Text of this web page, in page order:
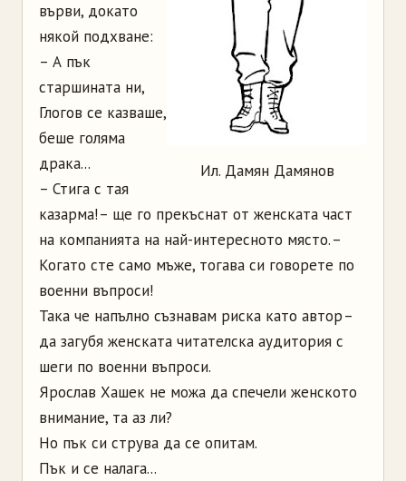
Ил. Дамян Дамянов
върви, докато
някой подхване:
– А пък
старшината ни,
Глогов се казваше,
беше голяма
драка...
– Стига с тая
казарма! – ще го прекъснат от женската част
на компанията на най-интересното място. –
Когато сте само мъже, тогава си говорете по
военни въпроси!
Така че напълно съзнавам риска като автор –
да загубя женската читателска аудитория с
шеги по военни въпроси.
Ярослав Хашек не можа да спечели женското
внимание, та аз ли?
Но пък си струва да се опитам.
Пък и се налага...